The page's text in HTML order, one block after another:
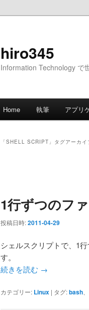
hiro345
Information Technology で
Home 執筆 アプリ
「SHELL SCRIPT 」タグアーカイ
ビ
ー
ョ
ン
1行ずつのフ
投稿日時:2011-04-29
シェルスクリプトで、1
す。
続きを読む →
カテゴリー: Linux | タグ:bash